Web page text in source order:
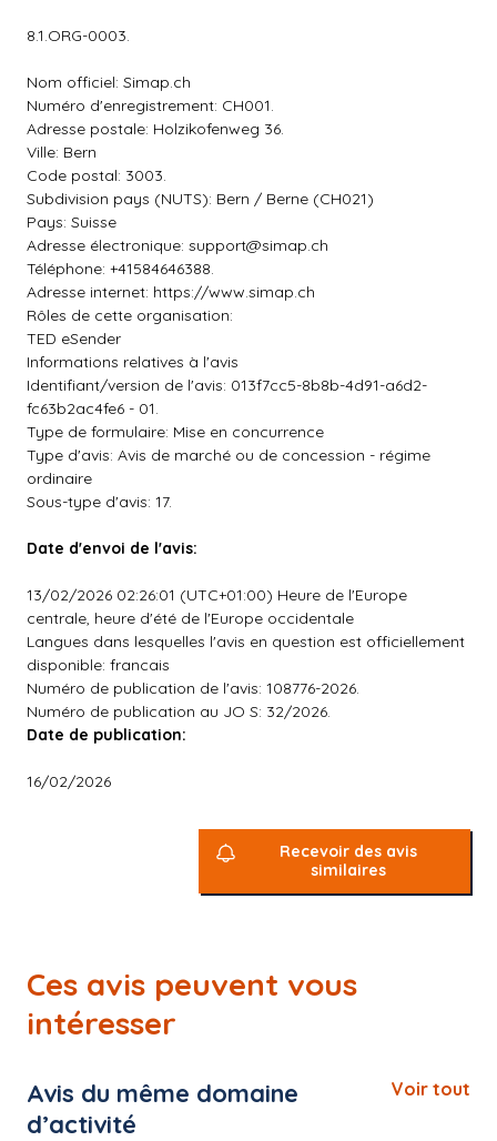
8.1.ORG-0003.
Nom officiel: Simap.ch
Numéro d'enregistrement: CH001.
Adresse postale: Holzikofenweg 36.
Ville: Bern
Code postal: 3003.
Subdivision pays (NUTS): Bern / Berne (CH021)
Pays: Suisse
Adresse électronique: support@simap.ch
Téléphone: +41584646388.
Adresse internet: https://www.simap.ch
Rôles de cette organisation:
TED eSender
Informations relatives à l'avis
Identifiant/version de l'avis: 013f7cc5-8b8b-4d91-a6d2-
fc63b2ac4fe6 - 01.
Type de formulaire: Mise en concurrence
Type d'avis: Avis de marché ou de concession - régime
ordinaire
Sous-type d'avis: 17.
Date d'envoi de l'avis:
13/02/2026 02:26:01 (UTC+01:00) Heure de l'Europe
centrale, heure d'été de l'Europe occidentale
Langues dans lesquelles l'avis en question est officiellement
disponible: francais
Numéro de publication de l'avis: 108776-2026.
Numéro de publication au JO S: 32/2026.
Date de publication:
16/02/2026
Recevoir des avis
similaires
Ces avis peuvent vous
intéresser
Avis du même domaine
d’activité
Voir tout